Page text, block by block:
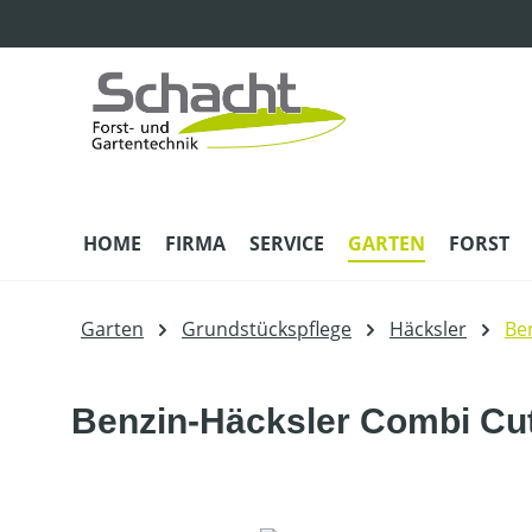
HOME FIRMA SERVICE GARTEN FORST
Garten Grundstückspflege Häcksler
Benzin-Häcksler Combi